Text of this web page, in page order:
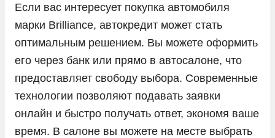
Omoda
Opel
Porsche
Ram
Seres
Если вас интересует покупка автомобиля
марки Brilliance, автокредит может стать
оптимальным решением. Вы можете оформить
его через банк или прямо в автосалоне, что
предоставляет свободу выбора. Современные
технологии позволяют подавать заявки
онлайн и быстро получать ответ, экономя ваше
время. В салоне вы можете на месте выбрать